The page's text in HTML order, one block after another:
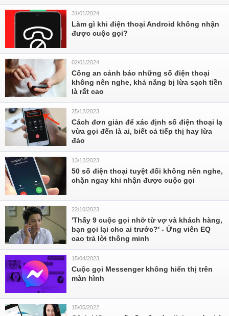
31/01/2024
Làm gì khi điện thoại Android không nhận
được cuộc gọi?
02/01/2024
Công an cảnh báo những số điện thoại
không nên nghe, khả năng bị lừa sạch tiền
là rất cao
25/12/2023
Cách đơn giản để xác định số điện thoại lạ
vừa gọi đến là ai, biết cả tiếp thị hay lừa
đảo
13/12/2023
50 số điện thoại tuyệt đối không nên nghe,
chặn ngay khi nhận được cuộc gọi
22/10/2023
'Thấy 9 cuộc gọi nhỡ từ vợ và khách hàng,
bạn gọi lại cho ai trước?' - Ứng viên EQ
cao trả lời thông minh
15/04/2023
Cuộc gọi Messenger không hiển thị trên
màn hình
15/05/2022